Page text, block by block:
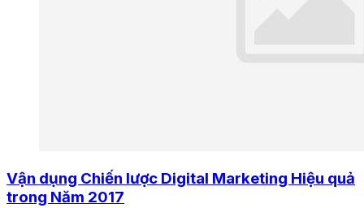
Vận dụng Chiến lược Digital Marketing Hiệu quả
trong Năm 2017